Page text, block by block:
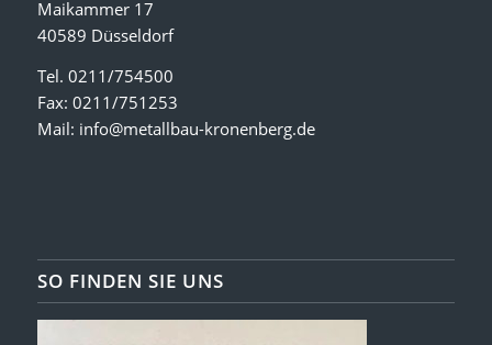
Maikammer 17
40589 Düsseldorf
Tel. 0211/754500
Fax: 0211/751253
Mail: info@metallbau-kronenberg.de
SO FINDEN SIE UNS